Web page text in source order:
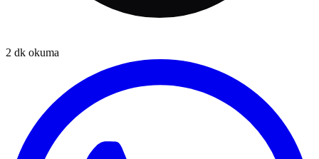
2 dk okuma